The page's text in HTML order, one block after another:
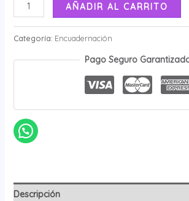
AÑADIR AL CARRITO
Categoría: Encuadernación
Pago Seguro
Descripción